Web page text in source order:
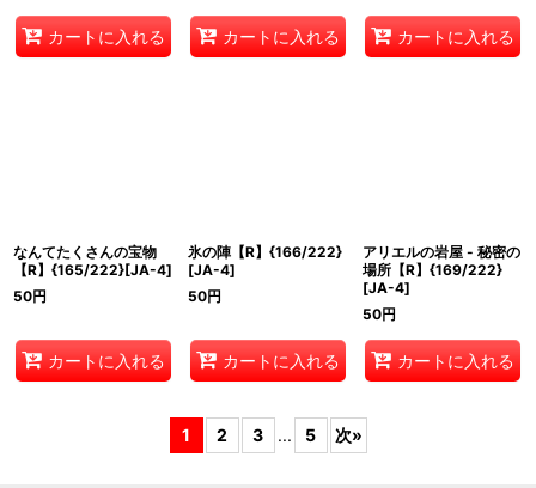
カートに入れる カートに入れる カートに入れる
なんてたくさんの宝物
【R】{165/222}[JA-4]
50円
カートに入れる
氷の陣【R】{166/222}
[JA-4]
50円
カートに入れる
アリエルの岩屋 - 秘密の
場所【R】{169/222}
[JA-4]
50円
カートに入れる
1 2 3 ... 5 次»